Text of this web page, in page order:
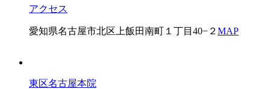
アクセス
愛知県名古屋市北区上飯田南町１丁目40−２ MAP
東区名古屋本院